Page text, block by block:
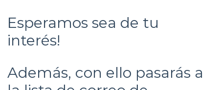
Esperamos sea de tu
interés!
Además, con ello pasarás a